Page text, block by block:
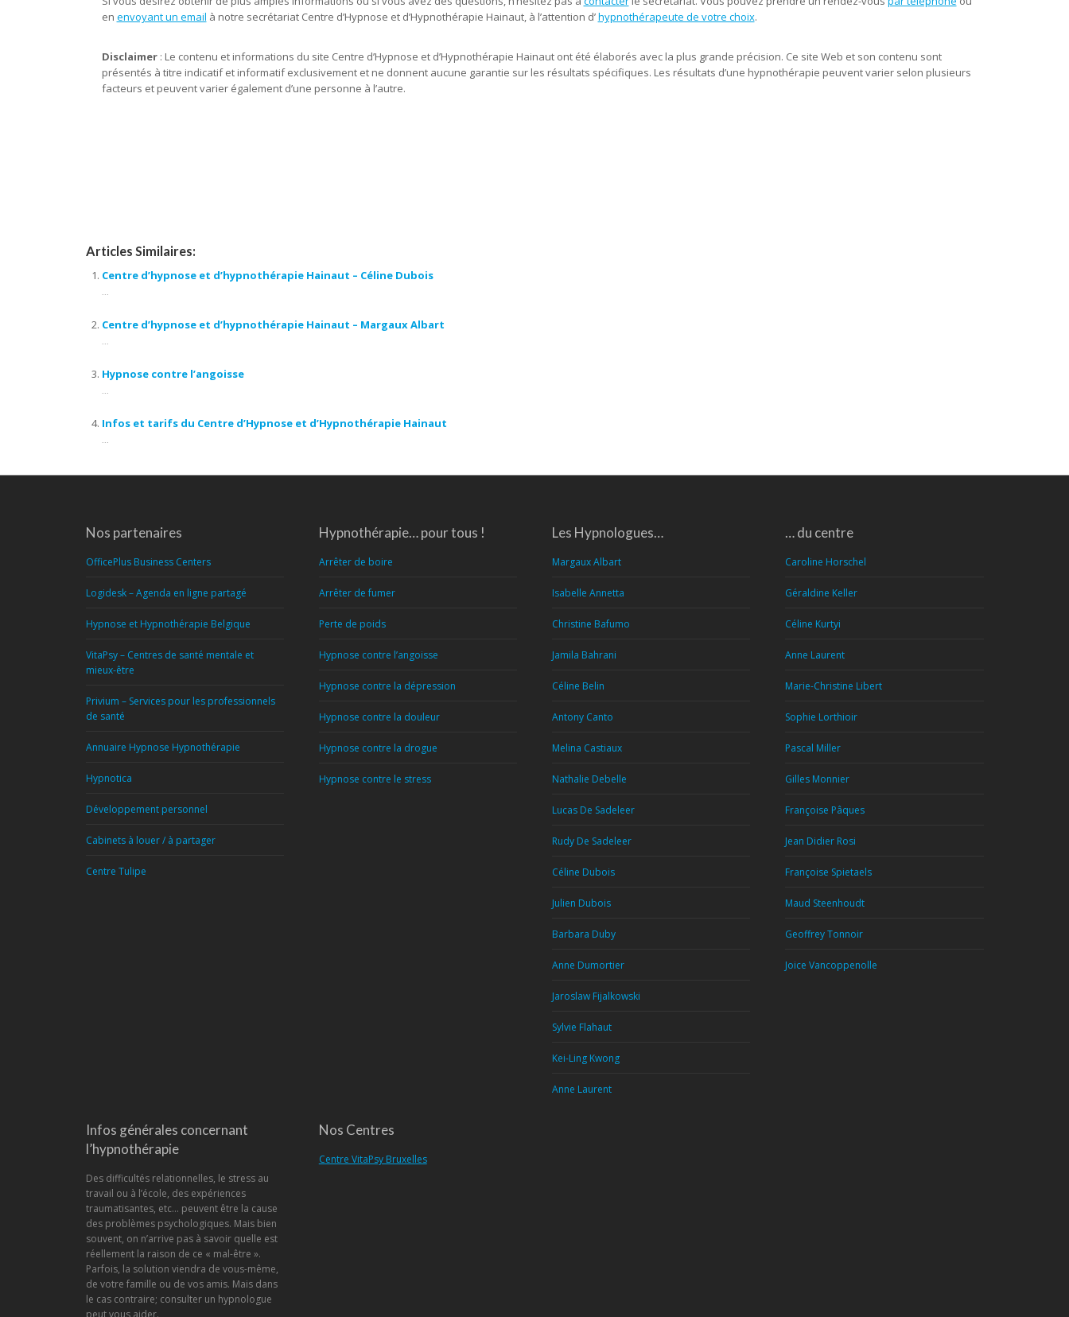
en envoyant un email à notre secrétariat Centre d’Hypnose et d’Hypnothérapie Hainaut, à l’attention d’hypnothérapeute de votre choix.
Disclaimer: Le contenu et informations du site Centre d’Hypnose et d’Hypnothérapie Hainaut ont été élaborés avec la plus grande précision. Ce site Web et son contenu sont
présentés à titre indicatif et informatif exclusivement et ne donnent aucune garantie sur les résultats spécifiques. Les résultats d’une hypnothérapie peuvent varier selon plusieurs
facteurs et peuvent varier également d’une personne à l’autre.
Articles Similaires:
Centre d’hypnose et d’hypnothérapie Hainaut – Céline Dubois
...
Centre d’hypnose et d’hypnothérapie Hainaut – Margaux Albart
...
Hypnose contre l’angoisse
...
Infos et tarifs du Centre d’Hypnose et d’Hypnothérapie Hainaut
...
Nos partenaires
OfficePlus Business Centers
Logidesk – Agenda en ligne partagé
Hypnose et Hypnothérapie Belgique
VitaPsy – Centres de santé mentale et
mieux-être
Privium – Services pour les professionnels
de santé
Annuaire Hypnose Hypnothérapie
Hypnotica
Développement personnel
Cabinets à louer / à partager
Centre Tulipe
Hypnothérapie… pour tous !
Arrêter de boire
Arrêter de fumer
Perte de poids
Hypnose contre l’angoisse
Hypnose contre la dépression
Hypnose contre la douleur
Hypnose contre la drogue
Hypnose contre le stress
Les Hypnologues…
Margaux Albart
Isabelle Annetta
Christine Bafumo
Jamila Bahrani
Céline Belin
Antony Canto
Melina Castiaux
Nathalie Debelle
Lucas De Sadeleer
Rudy De Sadeleer
Céline Dubois
Julien Dubois
Barbara Duby
Anne Dumortier
Jaroslaw Fijalkowski
Sylvie Flahaut
Kei-Ling Kwong
Anne Laurent
… du centre
Caroline Horschel
Géraldine Keller
Céline Kurtyi
Anne Laurent
Marie-Christine Libert
Sophie Lorthioir
Pascal Miller
Gilles Monnier
Françoise Pâques
Jean Didier Rosi
Françoise Spietaels
Maud Steenhoudt
Geoffrey Tonnoir
Joice Vancoppenolle
Infos générales concernant
l’hypnothérapie
Des difficultés relationnelles, le stress au
travail ou à l’école, des expériences
traumatisantes, etc… peuvent être la cause
des problèmes psychologiques. Mais bien
souvent, on n’arrive pas à savoir quelle est
réellement la raison de ce « mal-être ».
Parfois, la solution viendra de vous-même,
de votre famille ou de vos amis. Mais dans
le cas contraire; consulter un hypnologue
Nos Centres
Centre VitaPsy Bruxelles